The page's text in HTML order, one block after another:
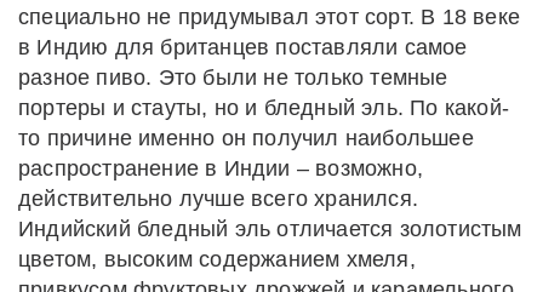
специально не придумывал этот сорт. В 18 веке
в Индию для британцев поставляли самое
разное пиво. Это были не только темные
портеры и стауты, но и бледный эль. По какой-
то причине именно он получил наибольшее
распространение в Индии – возможно,
действительно лучше всего хранился.
Индийский бледный эль отличается золотистым
цветом, высоким содержанием хмеля,